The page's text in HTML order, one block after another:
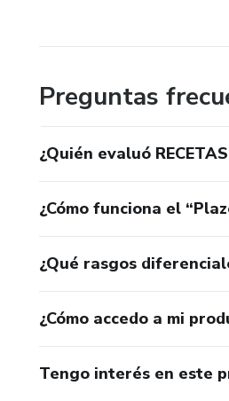
Preguntas
¿Quién evaluó
¿Cómo funciona el
¿Qué rasgos
¿Cómo accedo a mi
Tengo interés en este